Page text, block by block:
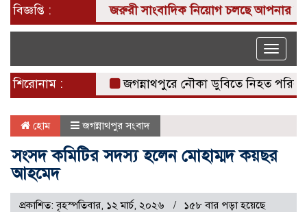
বিজ্ঞপ্তি : জরুরী সাংবাদিক নিয়োগ চলছে আপনার কাছে
Toggle
শিরোনাম : জগন্নাথপুরে নৌকা ডুবিতে নিহত পরিবারের
হোম জগন্নাথপুর সংবাদ
সংসদ কমিটির সদস্য হলেন মোহাম্মদ কয়ছর
আহমেদ
প্রকাশিত: বৃহস্পতিবার, ১২ মার্চ, ২০২৬ ১৫৮ বার পড়া হয়েছে